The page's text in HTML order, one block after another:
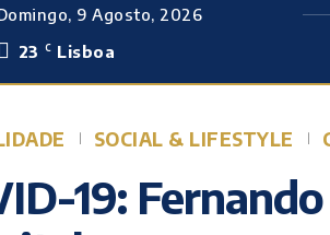
9 Agosto, 2026
23
C Lisboa
SOCIAL & LIFESTYLE
19: